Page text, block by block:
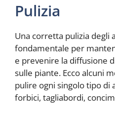
Pulizia
Una corretta pulizia degli
fondamentale per
e prevenire la diffusione
sulle piante. Ecco alcuni
pulire ogni singolo tipo di
forbici, tagliabordi,